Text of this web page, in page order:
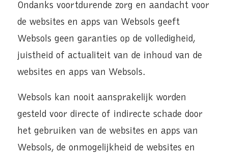
Ondanks voortdurende zorg en aandacht voor
de websites en apps van Websols geeft
Websols geen garanties op de volledigheid,
juistheid of actualiteit van de inhoud van de
websites en apps van Websols.
Websols kan nooit aansprakelijk worden
gesteld voor directe of indirecte schade door
het gebruiken van de websites en apps van
Websols, de onmogelijkheid de websites en